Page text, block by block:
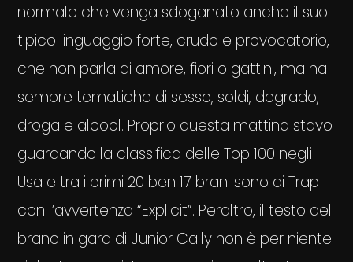
normale che venga sdoganato anche il suo
tipico linguaggio forte, crudo e provocatorio,
che non parla di amore, fiori o gattini, ma ha
sempre tematiche di sesso, soldi, degrado,
droga e alcool. Proprio questa mattina stavo
guardando la classifica delle Top 100 negli
Usa e tra i primi 20 ben 17 brani sono di Trap
con l’avvertenza “Explicit”. Peraltro, il testo del
brano in gara di Junior Cally non è per niente